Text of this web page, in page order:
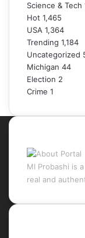
Science & Tech
Hot 1,465
USA 1,364
Trending 1,184
Uncategorized
Michigan 44
Election 2
Crime 1
MI Probashi is
real and